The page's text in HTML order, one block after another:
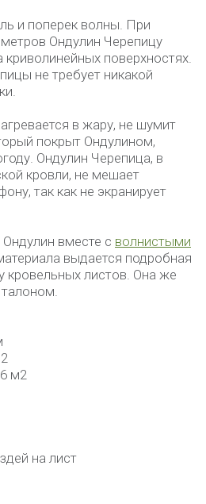
и поперек волны. При
Ондулин Черепицу
поверхностях.
не требует никакой
в жару, не шумит
покрыт Ондулином,
Ондулин Черепица, в
кровли, не мешает
так как не экранирует
вместе с волнистыми
выдается подробная
кровельных листов. Она же
м2
на лист